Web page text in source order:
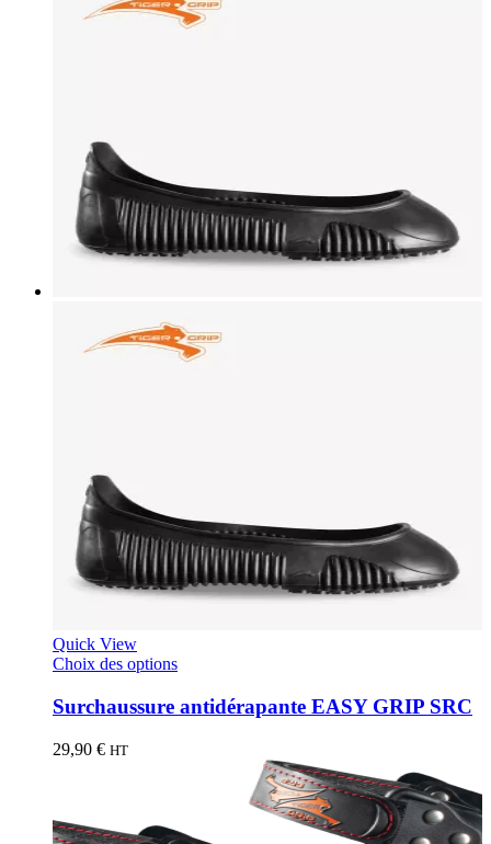
Quick View
Choix des options
Surchaussure antidérapante EASY GRIP SRC
29,90 € HT